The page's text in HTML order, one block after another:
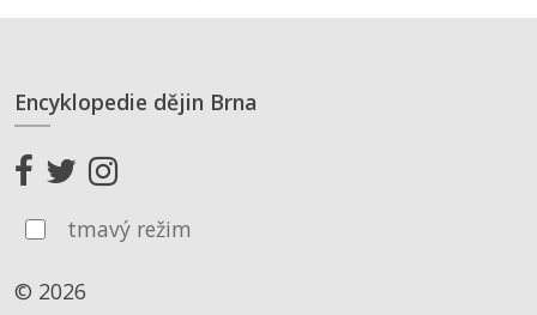
Encyklopedie dějin Brna
tmavý režim
© 2026